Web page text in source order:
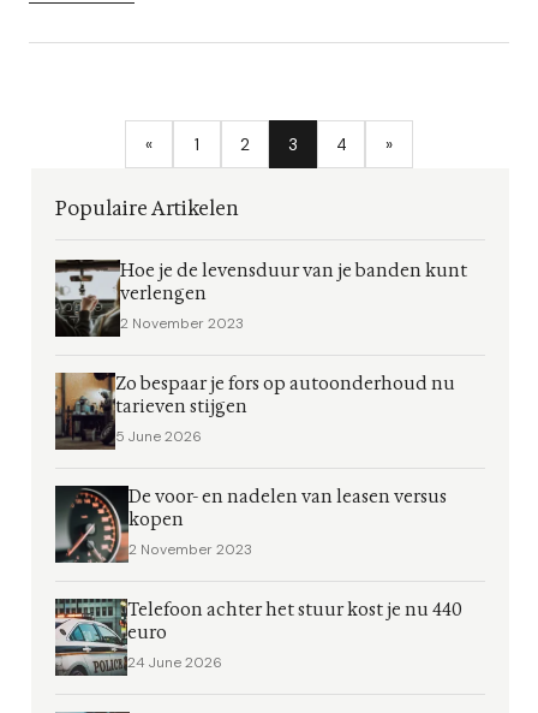
« 1 2 3 4 »
Populaire Artikelen
Hoe je de levensduur van je banden kunt
verlengen
2 November 2023
Zo bespaar je fors op autoonderhoud nu
tarieven stijgen
5 June 2026
De voor- en nadelen van leasen versus
kopen
2 November 2023
Telefoon achter het stuur kost je nu 440
euro
24 June 2026